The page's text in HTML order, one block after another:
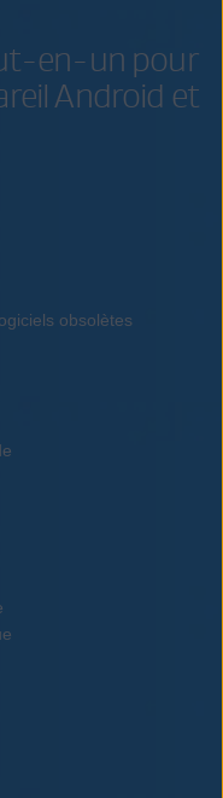
en-un pour
Android et
obsolètes